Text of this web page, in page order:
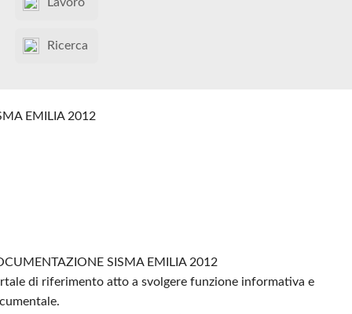
Lavoro
Ricerca
EMILIA 2012
SISMA EMILIA 2012
di riferimento atto a svolgere funzione informativa e